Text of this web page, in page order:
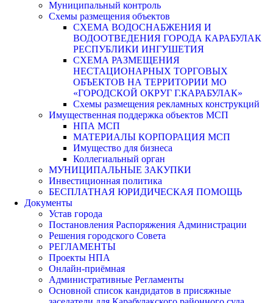
Муниципальный контроль
Схемы размещения объектов
СХЕМА ВОДОСНАБЖЕНИЯ И
ВОДООТВЕДЕНИЯ ГОРОДА КАРАБУЛАК
РЕСПУБЛИКИ ИНГУШЕТИЯ
СХЕМА РАЗМЕЩЕНИЯ
НЕСТАЦИОНАРНЫХ ТОРГОВЫХ
ОБЪЕКТОВ НА ТЕРРИТОРИИ МО
«ГОРОДСКОЙ ОКРУГ Г.КАРАБУЛАК»
Схемы размещения рекламных конструкций
Имущественная поддержка объектов МСП
НПА МСП
МАТЕРИАЛЫ КОРПОРАЦИЯ МСП
Имущество для бизнеса
Коллегиальный орган
МУНИЦИПАЛЬНЫЕ ЗАКУПКИ
Инвестиционная политика
БЕСПЛАТНАЯ ЮРИДИЧЕСКАЯ ПОМОЩЬ
Документы
Устав города
Постановления Распоряжения Администрации
Решения городского Совета
РЕГЛАМЕНТЫ
Проекты НПА
Онлайн-приёмная
Административные Регламенты
Основной список кандидатов в присяжные